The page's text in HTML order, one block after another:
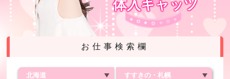
体入キャッツ
お仕事検索欄